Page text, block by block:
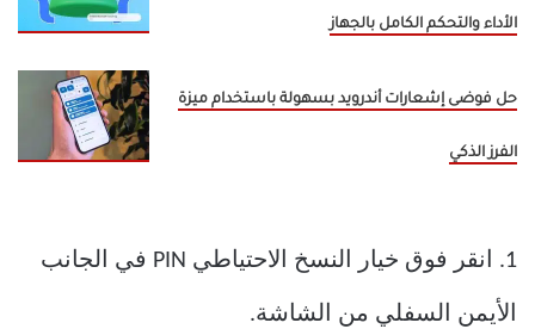
الأداء والتحكم الكامل بالجهاز
حل فوضى إشعارات أندرويد بسهولة باستخدام ميزة
الفرز الذكي
1. انقر فوق خيار النسخ الاحتياطي PIN في الجانب
الأيمن السفلي من الشاشة.